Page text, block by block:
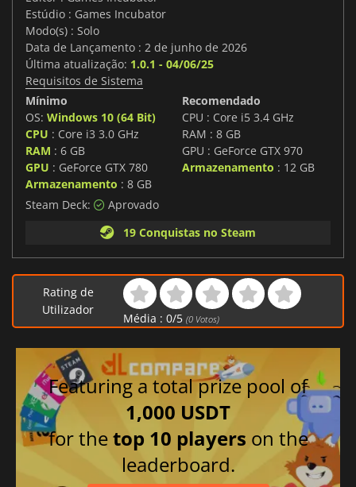
Estúdio : Games Incubator
Modo(s) : Solo
Data de Lançamento : 2 de junho de 2026
Última atualização: 1.0.1 - 04/06/25
Requisitos de Sistema
Mínimo
OS: Windows 10 (64 Bit)
CPU : Core i3 3.0 GHz
RAM : 6 GB
GPU : GeForce GTX 780
Armazenamento : 8 GB
Recomendado
CPU : Core i5 3.4 GHz
RAM : 8 GB
GPU : GeForce GTX 970
Armazenamento : 12 GB
Steam Deck:
Aprovado
19 Conquistas no Steam
Rating de
Utilizador
Média : 0/5 (0Votos)
Featuring a total prize pool of
1,000 USDT
for thetop 10 players on the
leaderboard.